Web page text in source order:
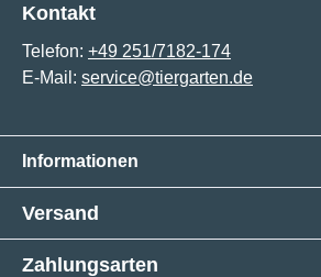
Kontakt
Telefon: +49 251/7182-174
E-Mail: service@tiergarten.de
Informationen
Versand
Zahlungsarten